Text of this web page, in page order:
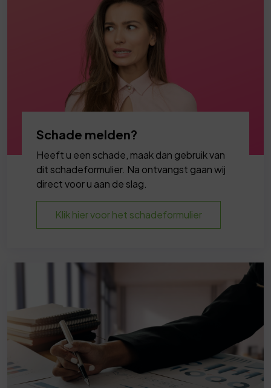
Schade melden?
Heeft u een schade, maak dan gebruik van
dit schadeformulier. Na ontvangst gaan wij
direct voor u aan de slag.
Klik hier voor het schadeformulier